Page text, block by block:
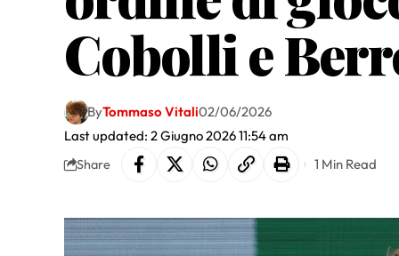
Cobolli e
Last updated: 2 Giugno 2026 11:54 am
ByTommaso Vitali02/06/2026
Share 1 Min Read